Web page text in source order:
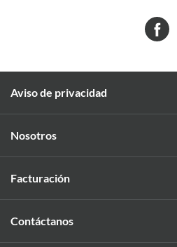
Aviso de privacidad
Nosotros
Facturación
Contáctanos